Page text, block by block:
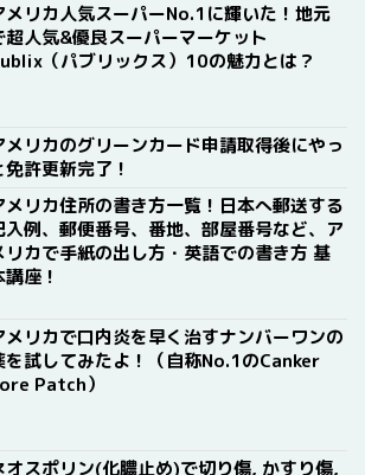
メリカ人気スーパーNo.1に輝いた！地元
超人気&優良スーパーマーケット
（パブリックス）10の魅力とは？
メリカのグリーンカード申請取得後にやっ
免許更新完了！
メリカ住所の書き方一覧！日本へ郵送する
入例、郵便番号、番地、部屋番号など、ア
リカで手紙の出し方・英語での書き方 基
座！
メリカで口内炎を早く治すナンバーワンの
を試してみたよ！（自称No.1のCanker
Patch）
オスポリン(化膿止め)で切り傷, かすり傷,